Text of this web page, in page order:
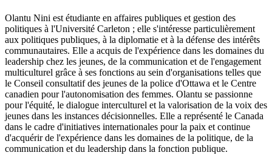
Olantu Nini est étudiante en affaires publiques et gestion des
politiques à l'Université Carleton ; elle s'intéresse particulièrement
aux politiques publiques, à la diplomatie et à la défense des intérêts
communautaires. Elle a acquis de l'expérience dans les domaines du
leadership chez les jeunes, de la communication et de l'engagement
multiculturel grâce à ses fonctions au sein d'organisations telles que
le Conseil consultatif des jeunes de la police d'Ottawa et le Centre
canadien pour l'autonomisation des femmes. Olantu se passionne
pour l'équité, le dialogue interculturel et la valorisation de la voix des
jeunes dans les instances décisionnelles. Elle a représenté le Canada
dans le cadre d'initiatives internationales pour la paix et continue
d'acquérir de l'expérience dans les domaines de la politique, de la
communication et du leadership dans la fonction publique.